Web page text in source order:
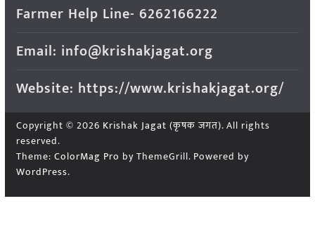
Farmer Help Line- 6262166222
Email: info@krishakjagat.org
Website: https://www.krishakjagat.org/
Copyright © 2026 Krishak Jagat (कृषक जगत). All rights
reserved.
Theme: ColorMag Pro by ThemeGrill. Powered by
WordPress.